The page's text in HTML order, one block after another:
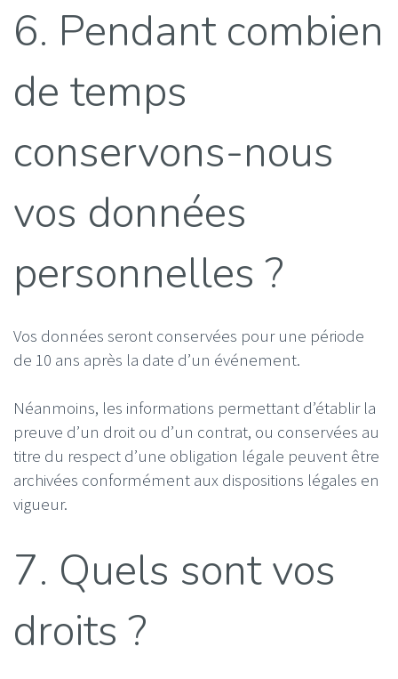
6. Pendant combien
de temps
conservons-nous
vos données
personnelles ?
Vos données seront conservées pour une période
de 10 ans après la date d’un événement.
Néanmoins, les informations permettant d’établir la
preuve d’un droit ou d’un contrat, ou conservées au
titre du respect d’une obligation légale peuvent être
archivées conformément aux dispositions légales en
vigueur.
7. Quels sont vos
droits ?